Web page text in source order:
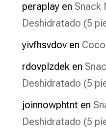
peraplayen Snack
Deshidratado (5
yivfhsvdoven
rdovplzdeken
Deshidratado (5
joinnowphtnt en
Deshidratado (5